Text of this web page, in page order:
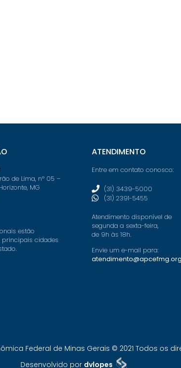
de Lima, nº 05 –
MG
estão
principais cidades
ATENDIMENTO
Entre em contato conosco:
(31) 3439-5000
(31) 2391-5455
Atendimento disponível de
segunda a sexta-feira,
de 9h às 18h.
Envie um e-mail para:
Federal de Minas Gerais © 2021 Todos os
Desenvolvido por dvlopes